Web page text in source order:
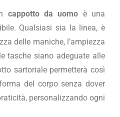
cappotto da uomo è una
Qualsiasi sia la linea, è
delle maniche, l’ampiezza
tasche siano adeguate alle
sartoriale permetterà così
del corpo senza dover
personalizzando ogni